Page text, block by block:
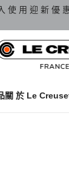
使 用 迎 新 優
關 於 Le